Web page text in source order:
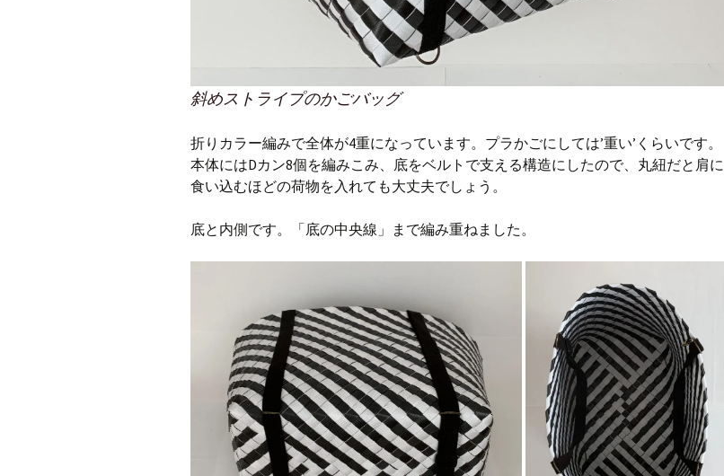
斜めストライプのかごバッグ
折りカラー編みで全体が4重になっています。プラかごにしては’重い’くらいです。
本体にはDカン8個を編みこみ、底をベルトで支える構造にしたので、丸紐だと肩に
食い込むほどの荷物を入れても大丈夫でしょう。
底と内側です。「底の中央線」まで編み重ねました。